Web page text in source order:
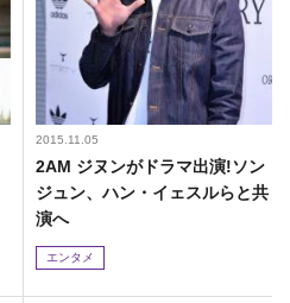
2015.11.05
2AM ジヌンがドラマ出演!ソン
ジュン、ハン・イェスルらと共
演へ
エンタメ